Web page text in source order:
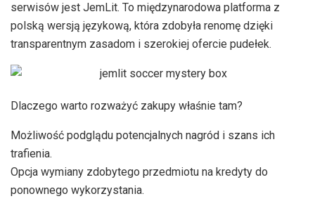
serwisów jest JemLit. To międzynarodowa platforma z
polską wersją językową, która zdobyła renomę dzięki
transparentnym zasadom i szerokiej ofercie pudełek.
Dlaczego warto rozważyć zakupy właśnie tam?
Możliwość podglądu potencjalnych nagród i szans ich
trafienia.
Opcja wymiany zdobytego przedmiotu na kredyty do
ponownego wykorzystania.